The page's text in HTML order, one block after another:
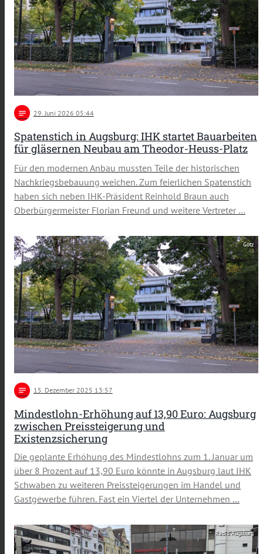
notes 29 . Juni 2026 05:44
Spatenstich in Augsburg: IHK startet Bauarbeiten
für gläsernen Neubau am Theodor-Heuss-Platz
Für den modernen Anbau mussten Teile der historischen
Nachkriegsbebauung weichen. Zum feierlichen Spatenstich
haben sich neben IHK-Präsident Reinhold Braun auch
Oberbürgermeister Florian Freund und weitere Vertreter …
Götz
notes 15. Dezember 2025 13:57
Mindestlohn-Erhöhung auf 13,90 Euro: Augsburg
zwischen Preissteigerung und
Existenzsicherung
Die geplante Erhöhung des Mindestlohns zum 1. Januar um
über 8 Prozent auf 13,90 Euro könnte in Augsburg laut IHK
Schwaben zu weiteren Preissteigerungen im Handel und
Gastgewerbe führen. Fast ein Viertel der Unternehmen …
Radio Augsburg